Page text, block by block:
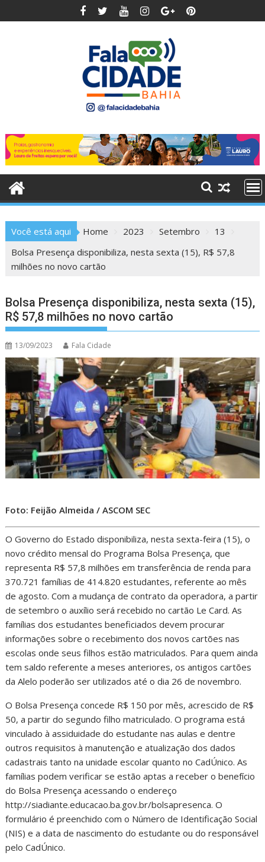
to
Você está aqui Home 2023 Setembro
13
Bolsa Presença disponibiliza, nesta sexta (15), R$ 57,8
milhões no novo cartão
Bolsa Presença disponibiliza, nesta sexta (15),
R$ 57,8 milhões no novo cartão
13/09/2023 Fala Cidade
Foto: Feijão Almeida / ASCOM SEC
O Governo do Estado disponibiliza, nesta sexta-feira (15), o
novo crédito mensal do Programa Bolsa Presença, que
representa R$ 57,8 milhões em transferência de renda para
370.721 famílias de 414.820 estudantes, referente ao mês
de agosto. Com a mudança de contrato da operadora, a partir
de setembro o auxílio será recebido no cartão Le Card. As
famílias dos estudantes beneficiados devem procurar
informações sobre o recebimento dos novos cartões nas
escolas onde seus filhos estão matriculados. Para quem ainda
tem saldo referente a meses anteriores, os antigos cartões
da Alelo poderão ser utilizados até o dia 26 de novembro.
O Bolsa Presença concede R$ 150 por mês, acrescido de R$
50, a partir do segundo filho matriculado. O programa está
vinculado à assiduidade do estudante nas aulas e dentre
outros requisitos à manutenção e atualização dos dados
cadastrais tanto na unidade escolar quanto no CadÚnico. As
famílias podem verificar se estão aptas a receber o benefício
do Bolsa Presença acessando o endereço
http://siadiante.educacao.ba.gov.br/bolsapresenca. O
formulário é preenchido com o Número de Identificação Social
(NIS) e a data de nascimento do estudante ou do responsável
pelo CadÚnico.